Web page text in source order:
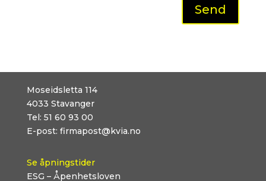
Send
Moseidsletta 114
4033 Stavanger
Tel: 51 60 93 00
E-post: firmapost@kvia.no
Se åpningstider
ESG – Åpenhetsloven